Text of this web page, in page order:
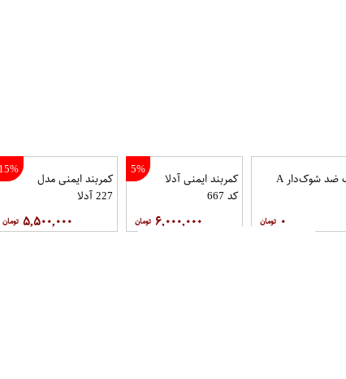
بند طناب سه سر قلاب ضد شوک‌دار A
۰
5%
کمربند ایمنی آدلا
کد 667
۶,۰۰۰,۰۰۰
15%
کمربند ایمنی مدل
227 آدلا
۵,۵۰۰,۰۰۰